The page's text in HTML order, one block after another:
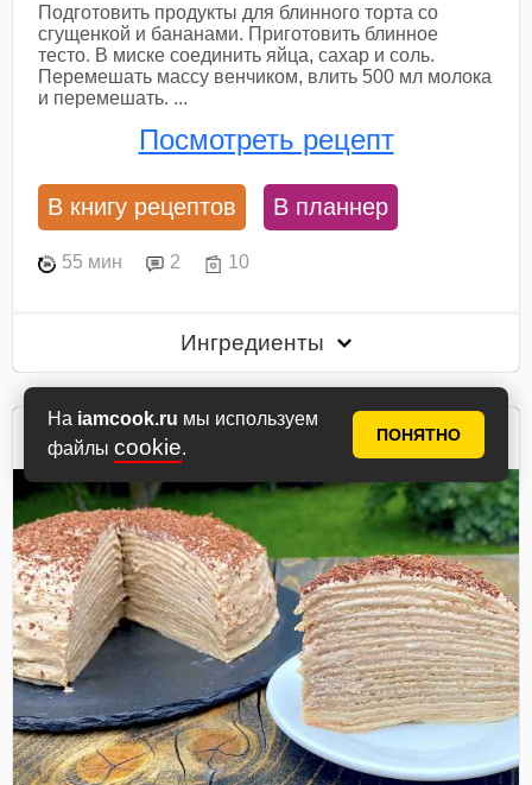
На iamcook.ru мы используем
файлы cookie.
ПОНЯТНО
Подготовить продукты для блинного торта со
сгущенкой и бананами. Приготовить блинное
тесто. В миске соединить яйца, сахар и соль.
Перемешать массу венчиком, влить 500 мл молока
и перемешать. ...
Посмотреть рецепт
В книгу рецептов В планнер
55 мин 2 10
Ингредиенты
Галюша
автор рецепта